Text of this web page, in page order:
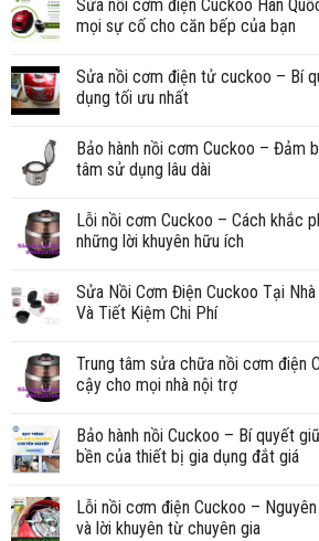
Sửa nồi cơm điện Cuckoo Hàn
mọi sự cố cho căn bếp của bạn
Sửa nồi cơm điện tử cuckoo – Bí
dụng tối ưu nhất
Bảo hành nồi cơm Cuckoo – Đảm
tâm sử dụng lâu dài
Lỗi nồi cơm Cuckoo – Cách khắc
những lời khuyên hữu ích
Sửa Nồi Cơm Điện Cuckoo Tại
Và Tiết Kiệm Chi Phí
Trung tâm sửa chữa nồi cơm điện
cậy cho mọi nhà nội trợ
Bảo hành nồi Cuckoo – Bí quyết
bền của thiết bị gia dụng đắt giá
Lỗi nồi cơm điện Cuckoo –
và lời khuyên từ chuyên gia